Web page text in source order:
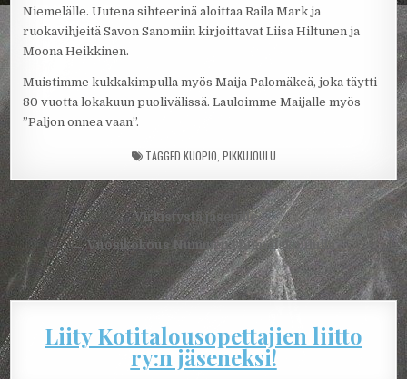
Niemelälle. Uutena sihteerinä aloittaa Raila Mark ja
ruokavihjeitä Savon Sanomiin kirjoittavat Liisa Hiltunen ja
Moona Heikkinen.
Muistimme kukkakimpulla myös Maija Palomäkeä, joka täytti
80 vuotta lokakuun puolivälissä. Lauloimme Maijalle myös
”Paljon onnea vaan”.
TAGGED KUOPIO PIKKUJOULU
Artikkelien
selaus
Virkistystä jäsenille →
← Vuosikokous Nummen yhtenäiskoululla
Liity Kotitalousopettajien liitto
ry:n jäseneksi!